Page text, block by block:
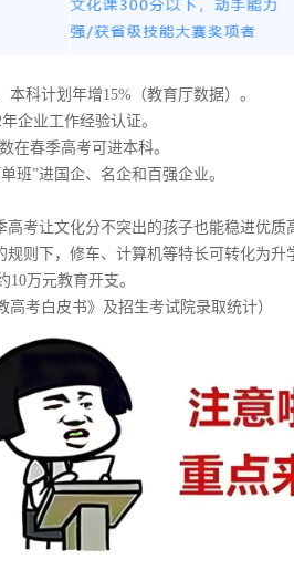
科计划年增15%（教育厅数据）。
企业工作经验认证。
在春季高考可进本科。
班”进国企、名企和百强企业。
考让文化分不突出的孩子也能稳进优质
则下，修车、计算机等特长可转化为升
万元教育开支。
高考白皮书》及招生考试院录取统计）